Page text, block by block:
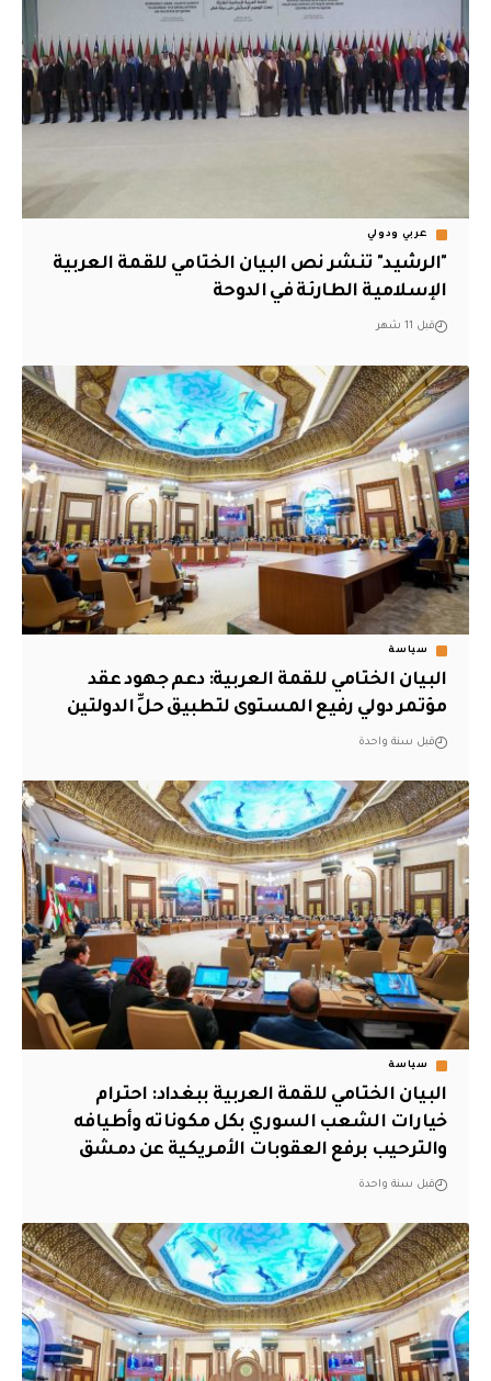
عربي ودولي
"الرشيد" تنشر نص البيان الختامي للقمة العربية
الإسلامية الطارئة في الدوحة
قبل 11 شهر
سياسة
البيان الختامي للقمة العربية: دعم جهود عقد
مؤتمر دولي رفيع المستوى لتطبيق حلِّ الدولتين
قبل سنة واحدة
سياسة
‏البيان الختامي للقمة العربية ببغداد: ‌‏احترام
خيارات الشعب السوري بكل مكوناته وأطيافه
والترحيب برفع العقوبات الأمريكية عن دمشق
قبل سنة واحدة